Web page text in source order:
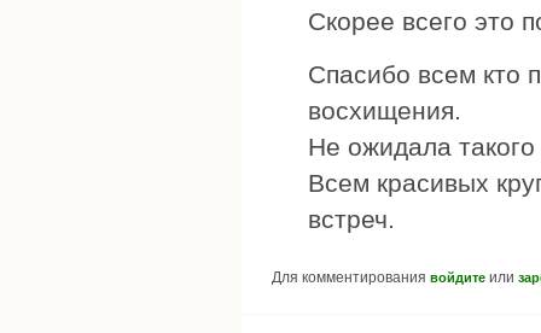
Скорее всего это
Спасибо всем кто
восхищения.
Не ожидала
Всем красивых
встреч.
Для комментирования войдите или